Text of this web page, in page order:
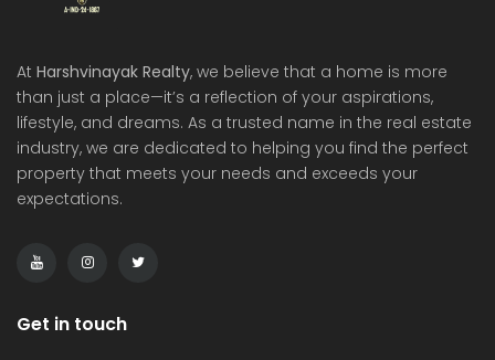
At Harshvinayak Realty, we believe that a home is more
than just a place—it’s a reflection of your aspirations,
lifestyle, and dreams. As a trusted name in the real estate
industry, we are dedicated to helping you find the perfect
property that meets your needs and exceeds your
expectations.
Get in touch